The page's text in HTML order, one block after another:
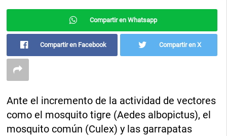
Compartir en Whatsapp
Compartir en Facebook Compartir en X
Ante el incremento de la actividad de vectores
como el mosquito tigre (Aedes albopictus), el
mosquito común (Culex) y las garrapatas